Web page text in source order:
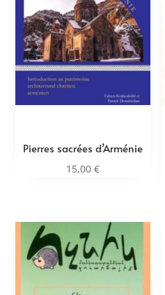
Pierres sacrées d’Arménie
15,00€